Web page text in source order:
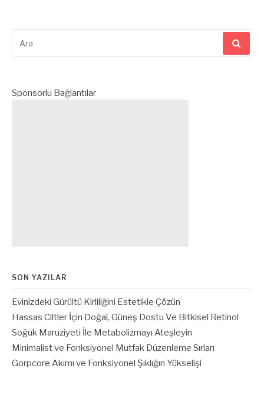
yap:
Sponsorlu Bağlantılar
SON YAZILAR
Evinizdeki Gürültü Kirliliğini Estetikle Çözün
Hassas Ciltler İçin Doğal, Güneş Dostu Ve Bitkisel Retinol
Soğuk Maruziyeti İle Metabolizmayı Ateşleyin
Minimalist ve Fonksiyonel Mutfak Düzenleme Sırları
Gorpcore Akımı ve Fonksiyonel Şıklığın Yükselişi